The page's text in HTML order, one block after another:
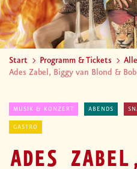
Start Programm & Tickets
Ades Zabel, Biggy van Blond &
MUSIK & KONZERT ABENDS
GASTRO
ADES